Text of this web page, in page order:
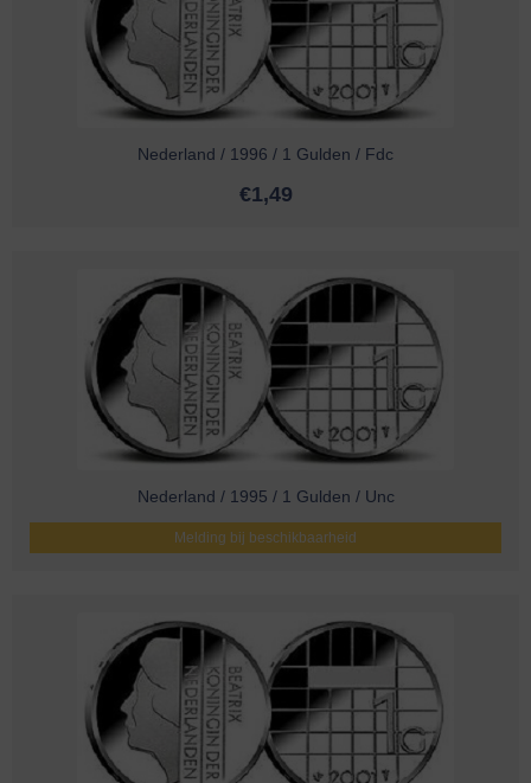
Nederland / 1996 / 1 Gulden / Fdc
€1,49
Nederland / 1995 / 1 Gulden / Unc
Melding bij beschikbaarheid